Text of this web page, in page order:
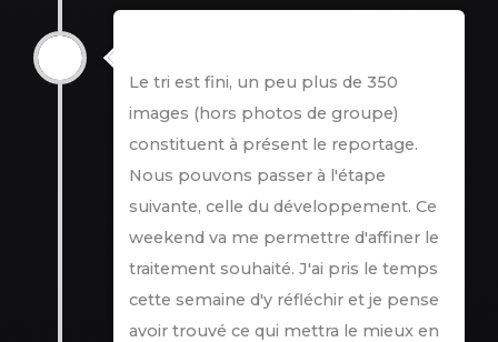
Le tri est fini, un peu plus de 350
images (hors photos de groupe)
constituent à présent le reportage.
Nous pouvons passer à l'étape
suivante, celle du développement. Ce
weekend va me permettre d'affiner le
traitement souhaité. J'ai pris le temps
cette semaine d'y réfléchir et je pense
avoir trouvé ce qui mettra le mieux en